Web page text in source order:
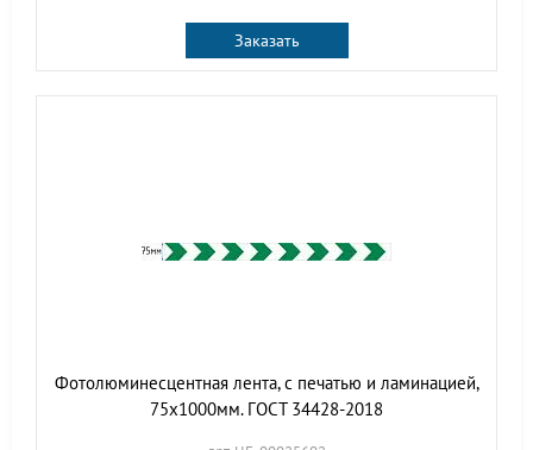
Заказать
Фотолюминесцентная лента, с печатью и ламинацией,
75х1000мм. ГОСТ 34428-2018